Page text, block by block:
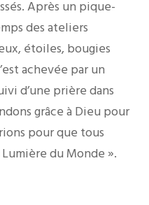
Après un pique-
des ateliers
étoiles, bougies
achevée par un
d’une prière dans
grâce à Dieu pour
pour que tous
du Monde ».